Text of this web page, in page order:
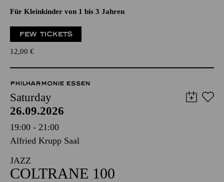
Für Kleinkinder von 1 bis 3 Jahren
FEW TICKETS
12,00 €
PHILHARMONIE ESSEN
Saturday
26.09.2026
19:00 - 21:00
Alfried Krupp Saal
JAZZ
COLTRANE 100